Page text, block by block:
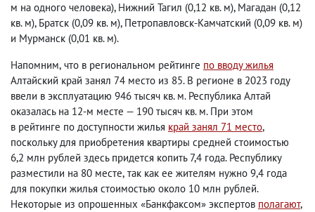
м на одного человека), Нижний Тагил (0,12 кв. м), Магадан (0,12
кв. м), Братск (0,09 кв. м), Петропавловск-Камчатский (0,09 кв. м)
и Мурманск (0,01 кв. м).
Напомним, что в региональном рейтинге по вводу жилья
Алтайский край занял 74 место из 85. В регионе в 2023 году
ввели в эксплуатацию 946 тысяч кв. м. Республика Алтай
оказалась на 12-м месте — 190 тысяч кв. м. При этом
в рейтинге по доступности жилья край занял 71 место,
поскольку для приобретения квартиры средней стоимостью
6,2 млн рублей здесь придется копить 7,4 года. Республику
разместили на 80 месте, так как ее жителям нужно 9,4 года
для покупки жилья стоимостью около 10 млн рублей.
Некоторые из опрошенных «Банкфаксом» экспертов полагают,